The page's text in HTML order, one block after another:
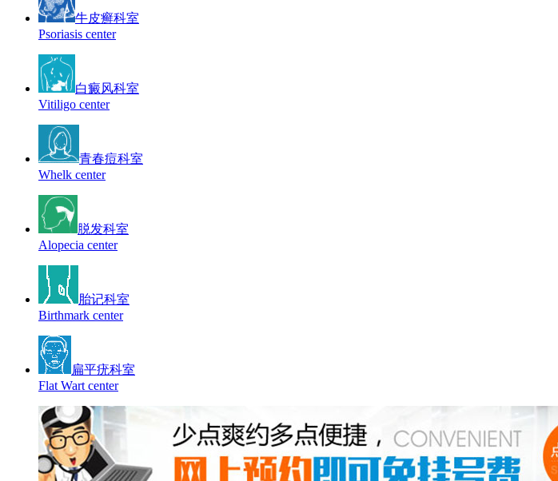
牛皮癣科室
Psoriasis center
白癜风科室
Vitiligo center
青春痘科室
Whelk center
脱发科室
Alopecia center
胎记科室
Birthmark center
扁平疣科室
Flat Wart center